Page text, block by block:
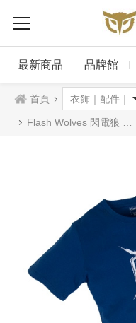
最新商品 品牌館
首頁
Flash Wolves 閃電狼 電狼封印款T恤 丈青色